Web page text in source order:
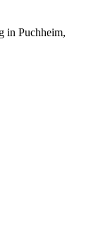
in Puchheim,